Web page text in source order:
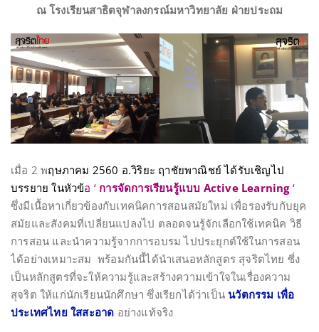
ณ โรงเรียนสาธิตจุฬาลงกรณ์มหาวิทยาลัย ฝ่ายประถม
เมื่อ 2 พฤษภาคม 2560 อ.วิริยะ ฤาชัยพาณิชย์ ได้รับเชิญไป
บรรยาย ในหัวข้อ ‘ การจัดการเรียนรู้แบบ Active Learning ‘
ซึ่งมีเนื้อหาเกี่ยวข้องกับเทคนิคการสอนสมัยใหม่ เพื่อรองรับกับยุค
สมัยและสังคมที่เปลี่ยนแปลงไป ตลอดจนรู้จักเลือกใช้เทคนิค วิธี
การสอน และนำความรู้จากการอบรม ไปประยุกต์ใช้ในการสอน
ได้อย่างเหมาะสม พร้อมกันนี้ได้นำเสนอหลักสูตร สุจริตไทย ซี่ง
เป็นหลักสูตรที่จะให้ความรู้และสร้างความเข้าใจในเรื่องความ
สุจริต ให้แก่นักเรียนนักศึกษา ซึ่งเรียกได้ว่าเป็นนวัตกรรม เพื่อ
ประเทศไทย ใสสะอาด อย่างแท้จริง